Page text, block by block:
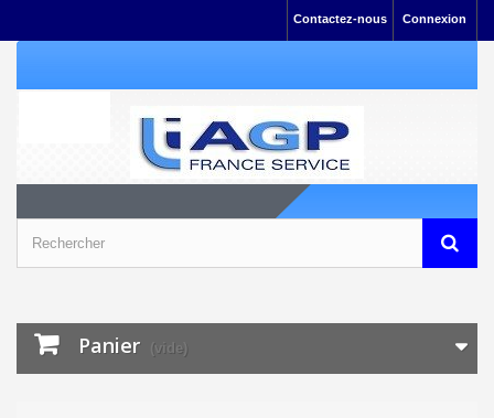
Connexion
Contactez-nous
Panier (vide)